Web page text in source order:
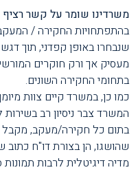
משרדינו שומר על קשר
בהתפתחויות החקירה /
שנבחרו באופן קפדני, תוך
מעסיק אך ורק חוקרים
בתחומי החקירה השונים.
כמו כן, במשרד קיים צוות
המשרד צבר ניסיון רב
בתום כל חקירה/מעקב, מקבל
שהושגו, הן בצורת דו"ח
מדיה דיגיטלית לרבות